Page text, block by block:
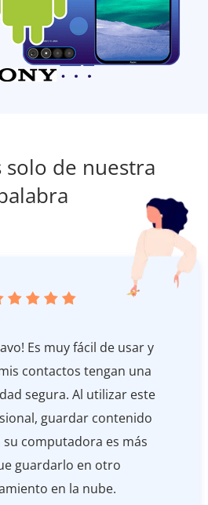
solo de nuestra
Es muy fácil de usar y
contactos tengan una
segura. Al utilizar este
guardar contenido
computadora es más
guardarlo en otro
en la nube.